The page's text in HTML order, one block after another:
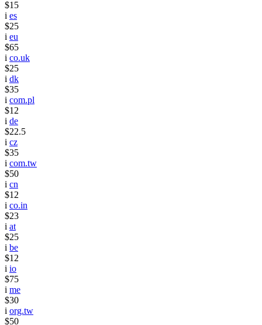
$15
i es
$25
i eu
$65
i co.uk
$25
i dk
$35
i com.pl
$12
i de
$22.5
i cz
$35
i com.tw
$50
i cn
$12
i co.in
$23
i at
$25
i be
$12
i io
$75
i me
$30
i org.tw
$50